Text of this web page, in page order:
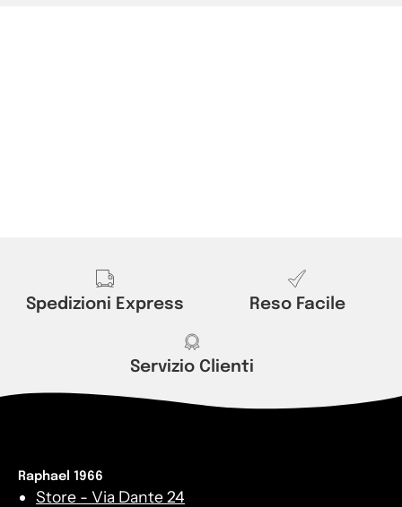
Spedizioni Express Reso Facile
Servizio Clienti
Raphael 1966
Store - Via Dante 24